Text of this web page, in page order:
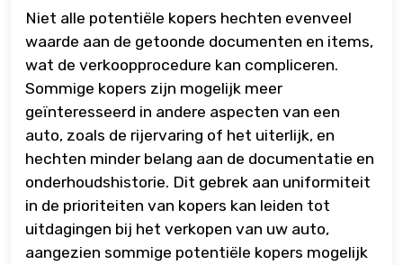
Niet alle potentiële kopers hechten evenveel
waarde aan de getoonde documenten en items,
wat de verkoopprocedure kan compliceren.
Sommige kopers zijn mogelijk meer
geïnteresseerd in andere aspecten van een
auto, zoals de rijervaring of het uiterlijk, en
hechten minder belang aan de documentatie en
onderhoudshistorie. Dit gebrek aan uniformiteit
in de prioriteiten van kopers kan leiden tot
uitdagingen bij het verkopen van uw auto,
aangezien sommige potentiële kopers mogelijk